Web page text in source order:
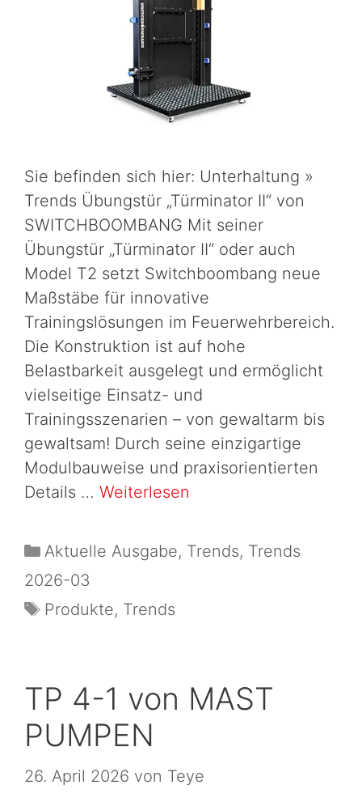
Sie befinden sich hier: Unterhaltung »
Trends Übungstür „Türminator II“ von
SWITCHBOOMBANG Mit seiner
Übungstür „Türminator II“ oder auch
Model T2 setzt Switchboombang neue
Maßstäbe für innovative
Trainingslösungen im Feuerwehrbereich.
Die Konstruktion ist auf hohe
Belastbarkeit ausgelegt und ermöglicht
vielseitige Einsatz- und
Trainingsszenarien – von gewaltarm bis
gewaltsam! Durch seine einzigartige
Modulbauweise und praxisorientierten
Details … Weiterlesen
Aktuelle Ausgabe, Trends, Trends
2026-03
Produkte, Trends
TP 4-1 von MAST
PUMPEN
26. April 2026 von Teye